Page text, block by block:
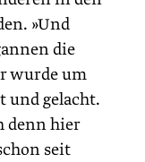
»Und
die
wurde um
und gelacht.
denn hier
seit